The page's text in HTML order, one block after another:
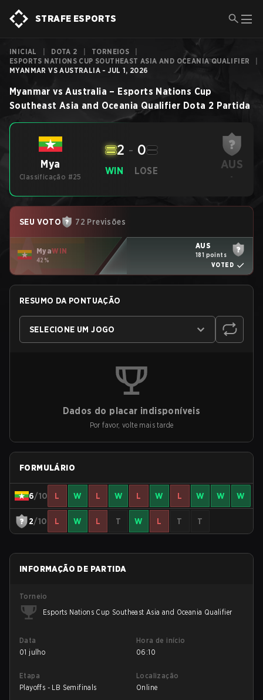
STRAFE ESPORTS
INICIAL DOTA 2 TORNEIOS
ESPORTS NATIONS CUP SOUTHEAST ASIA AND OCEANIA QUALIFIER
MYANMAR VS AUSTRALIA - JUL 1, 2026
Myanmar vs Australia – Esports Nations Cup
Southeast Asia and Oceania Qualifier Dota 2 Partida
Mya
Classificação #25
WIN
2 - 0
LOSE AUS
-
SEU VOTO 72 Previsões
MyaWIN
42%
AUS
181 points
VOTED
RESUMO DA PONTUAÇÃO
SELECIONE UM JOGO
Dados do placar indisponíveis
Por favor, volte mais tarde
FORMULÁRIO
6/10 L W L W L W L W W W
2/10 L W L T W L T T
INFORMAÇÃO DE PARTIDA
Torneio
Esports Nations Cup Southeast Asia and Oceania Qualifier
Data
01 julho
Hora de início
06:10
Etapa
Playoffs - LB Semifinals
Localização
Online